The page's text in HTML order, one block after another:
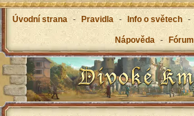
Úvodní strana - Pravidla - Info o světech -
Nápověda - Fórum